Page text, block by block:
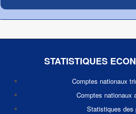
STATISTIQUES
Comptes nationaux
Comptes nationaux
Statistiques des